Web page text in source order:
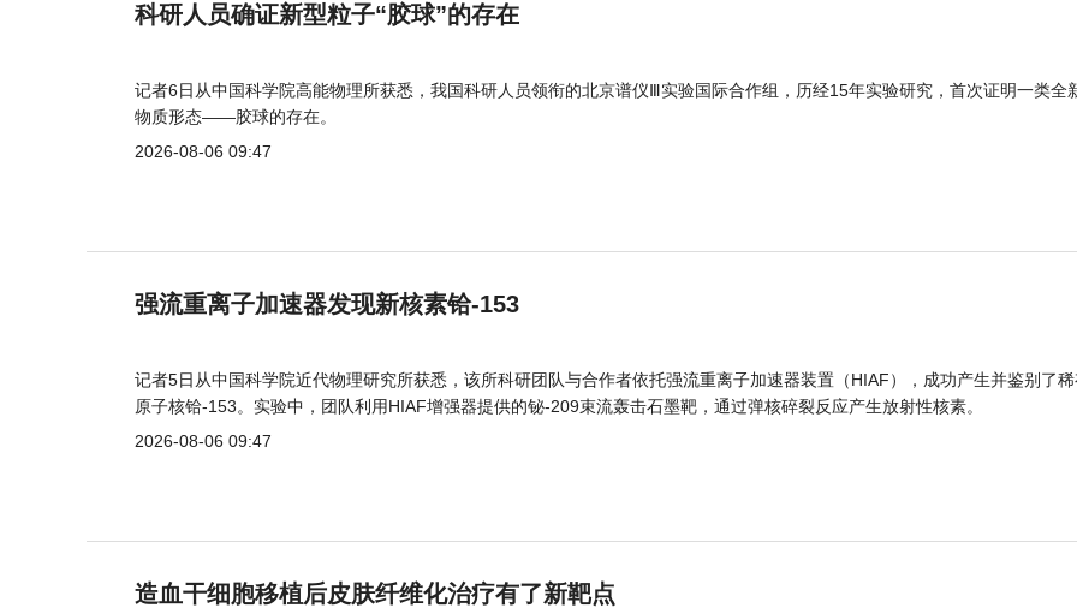
科研人员确证新型粒子“胶球”的存在
记者6日从中国科学院高能物理所获悉，我国科研人员领衔的北京谱仪Ⅲ实验国际合作组，历经15年实验研究，首次证明一类全
物质形态——胶球的存在。
2026-08-06 09:47
强流重离子加速器发现新核素铪-153
记者5日从中国科学院近代物理研究所获悉，该所科研团队与合作者依托强流重离子加速器装置（HIAF），成功产生并鉴别了
原子核铪-153。实验中，团队利用HIAF增强器提供的铋-209束流轰击石墨靶，通过弹核碎裂反应产生放射性核素。
2026-08-06 09:47
造血干细胞移植后皮肤纤维化治疗有了新靶点